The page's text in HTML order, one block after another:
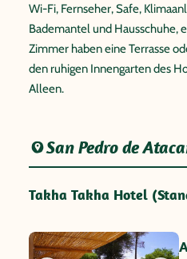
Wi-Fi, Fernseher, Safe,
Bademantel und Hausschuhe,
Zimmer haben eine Terrasse
den ruhigen Innengarten des
Alleen.
San Pedro de
Takha Takha Hotel